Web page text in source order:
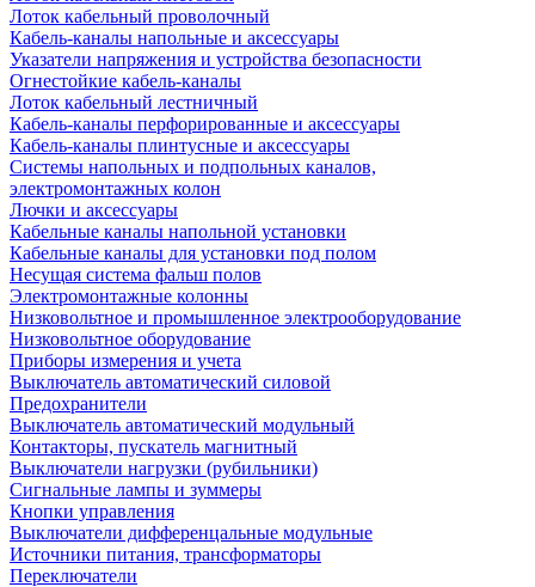
Лоток кабельный проволочный
Кабель-каналы напольные и аксессуары
Указатели напряжения и устройства безопасности
Огнестойкие кабель-каналы
Лоток кабельный лестничный
Кабель-каналы перфорированные и аксессуары
Кабель-каналы плинтусные и аксессуары
Системы напольных и подпольных каналов,
электромонтажных колон
Лючки и аксессуары
Кабельные каналы напольной установки
Кабельные каналы для установки под полом
Несущая система фальш полов
Электромонтажные колонны
Низковольтное и промышленное электрооборудование
Низковольтное оборудование
Приборы измерения и учета
Выключатель автоматический силовой
Предохранители
Выключатель автоматический модульный
Контакторы, пускатель магнитный
Выключатели нагрузки (рубильники)
Сигнальные лампы и зуммеры
Кнопки управления
Выключатели дифференцальные модульные
Источники питания, трансформаторы
Переключатели